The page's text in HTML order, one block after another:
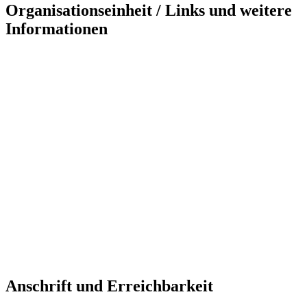
Organisationseinheit / Links und weitere
Informationen
Anschrift und Erreichbarkeit